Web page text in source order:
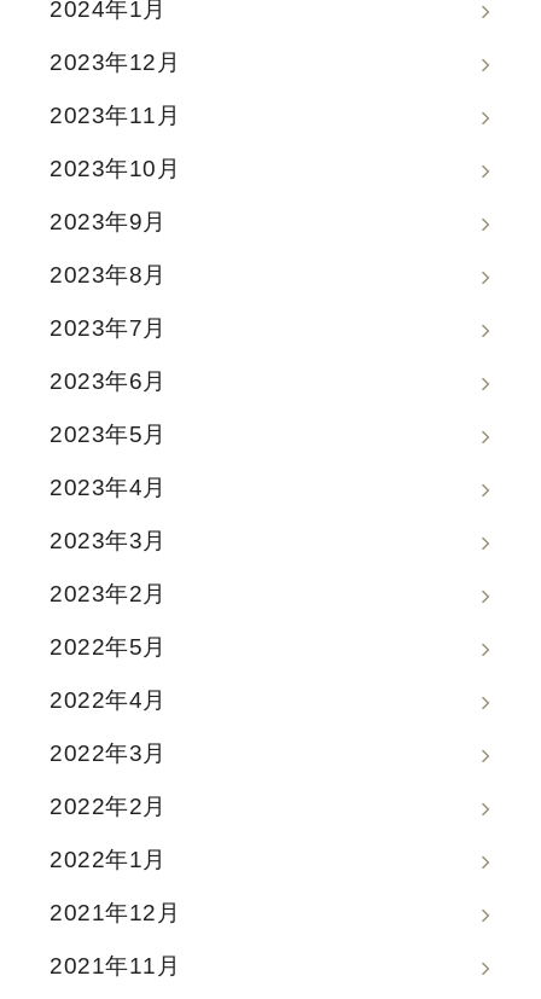
2024年1月
2023年12月
2023年11月
2023年10月
2023年9月
2023年8月
2023年7月
2023年6月
2023年5月
2023年4月
2023年3月
2023年2月
2022年5月
2022年4月
2022年3月
2022年2月
2022年1月
2021年12月
2021年11月